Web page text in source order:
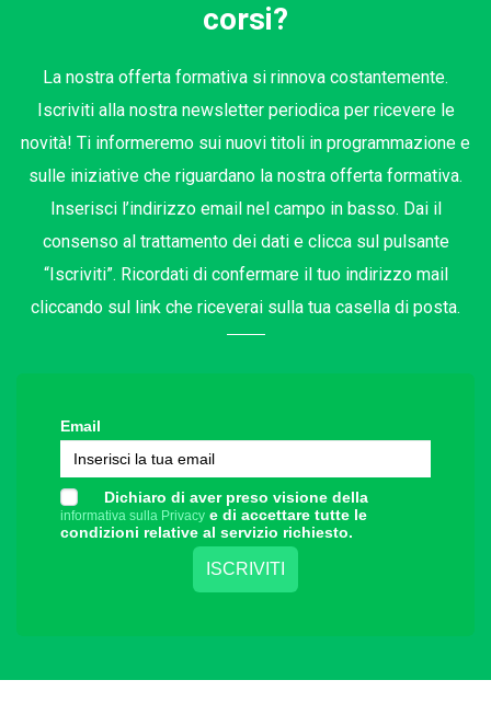
corsi?
La nostra offerta formativa si rinnova costantemente.
Iscriviti alla nostra newsletter periodica per ricevere le
novità! Ti informeremo sui nuovi titoli in programmazione e
sulle iniziative che riguardano la nostra offerta formativa.
Inserisci l’indirizzo email nel campo in basso. Dai il
consenso al trattamento dei dati e clicca sul pulsante
“Iscriviti”. Ricordati di confermare il tuo indirizzo mail
cliccando sul link che riceverai sulla tua casella di posta.
Email
Dichiaro di aver preso visione della
informativa sulla Privacy e di accettare tutte le
condizioni relative al servizio richiesto.